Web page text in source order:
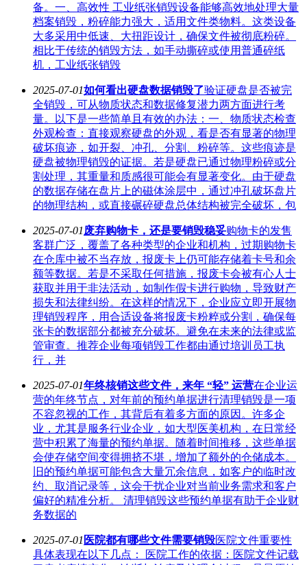
备。一、高效性 工业纸张销毁设备能够高效地处理大量
档案销毁，粉碎能力强大，适用文件类物料。这类设备
大多采用中低速、大扭距设计，确保文件被彻底粉碎。
相比于传统的销毁方法，如手动撕碎或使用普通碎纸
机，工业纸张销毁
2025-07-01如何看出硬盘数据销毁了验证硬盘是否被完
全销毁，可从物质状态和数据修复潜力两方面进行考
量。以下是一些简单且有效的办法：一、物质状态检查
外观检查：直接观察硬盘的外观，看是否有显著的物理
破坏痕迹，如开裂、冲孔、分割、粉碎等。这些痕迹是
硬盘被物理销毁的证据。若是硬盘已通过物理粉碎或分
割处理，其重量和质感很可能会有显著变化。由于硬盘
的数据存储在盘片上的磁体涂层中，通过冲孔破坏盘片
的物理结构，或直接碾碎硬盘总体结构被完全破坏，包
2025-07-01 废弃购物卡，还是要销毁稳妥购物卡的发售
客群广泛，覆盖了各种类型的企业和机构，过期购物卡
在仓库中被不当存放，报废卡上仍可能存储着卡号和余
额等数据。若是不采取任何措施，报废卡会被有心人士
获取并用于非法活动，如制作假卡进行购物，导致财产
损失和法律纠纷。在这样的情况下，企业应立即开展物
理销毁程序，用合适设备将报废卡粉粹或分割，确保每
张卡的数据部分都被充分破坏。避免在未来的法律或监
管审查。推荐企业每项销毁工作都由通过培训员工执
行，并
2025-07-01年终核销这些文件，来年 “轻” 运营在企业运
营的年终节点，对年前的预约单据进行清理销毁是一项
不容忽视的工作，其背后有着多方面的原因。许多企
业，尤其是服务行业企业，如大型医美机构，在日常经
营中积累了海量的预约单据。随着时间推移，这些单据
会使存储空间变得拥挤不堪，增加了额外的仓储成本。
旧的预约单据可能包含大量冗余信息，如客户的临时改
约、取消记录等，这会干扰企业对当前业务需求和客户
偏好的精准分析。 清理销毁这些预约单据有助于企业财
务数据的
2025-07-01 医院都有哪些文件需要销毁医院文件重要性
具体表现在以下几点： 医院工作的依据：医院文件记载